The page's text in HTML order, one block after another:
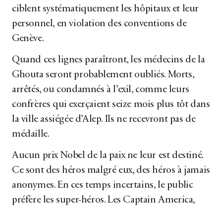
ciblent systématiquement les hôpitaux et leur
personnel, en violation des conventions de
Genève.
Quand ces lignes paraîtront, les médecins de la
Ghouta seront probablement oubliés. Morts,
arrêtés, ou condamnés à l’exil, comme leurs
confrères qui exerçaient seize mois plus tôt dans
la ville assiégée d’Alep. Ils ne recevront pas de
médaille.
Aucun prix Nobel de la paix ne leur est destiné.
Ce sont des héros malgré eux, des héros à jamais
anonymes. En ces temps incertains, le public
préfère les super-héros. Les Captain America,